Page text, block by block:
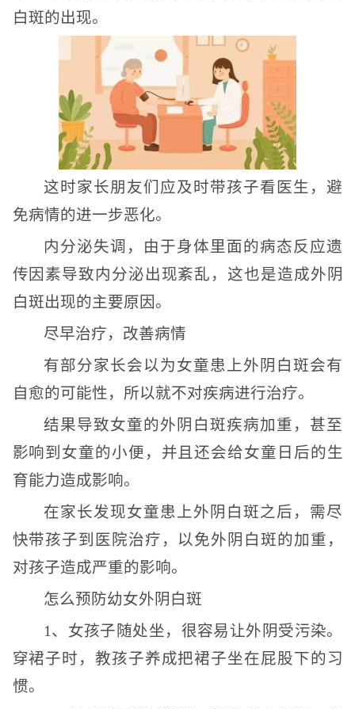
白斑的出现。
这时家长朋友们应及时带孩子看医生，避
免病情的进一步恶化。
内分泌失调，由于身体里面的病态反应遗
传因素导致内分泌出现紊乱，这也是造成外阴
白斑出现的主要原因。
尽早治疗，改善病情
有部分家长会以为女童患上外阴白斑会有
自愈的可能性，所以就不对疾病进行治疗。
结果导致女童的外阴白斑疾病加重，甚至
影响到女童的小便，并且还会给女童日后的生
育能力造成影响。
在家长发现女童患上外阴白斑之后，需尽
快带孩子到医院治疗，以免外阴白斑的加重，
对孩子造成严重的影响。
怎么预防幼女外阴白斑
1、女孩子随处坐，很容易让外阴受污染。
穿裙子时，教孩子养成把裙子坐在屁股下的习
惯。